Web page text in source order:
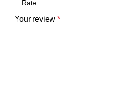
Your review *